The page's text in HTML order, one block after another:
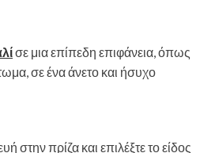
σε μια επίπεδη επιφάνεια, όπως
σε ένα άνετο και ήσυχο
στην πρίζα και επιλέξτε το είδος